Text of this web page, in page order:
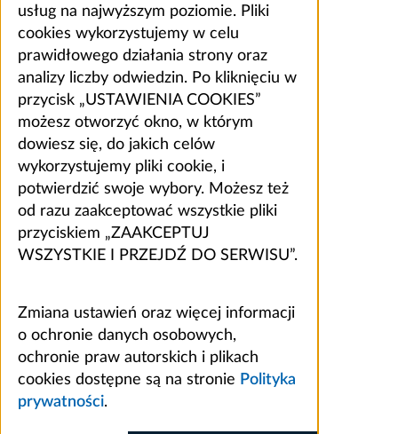
usług na najwyższym poziomie. Pliki
cookies wykorzystujemy w celu
prawidłowego działania strony oraz
analizy liczby odwiedzin. Po kliknięciu w
przycisk „USTAWIENIA COOKIES”
możesz otworzyć okno, w którym
dowiesz się, do jakich celów
wykorzystujemy pliki cookie, i
potwierdzić swoje wybory. Możesz też
od razu zaakceptować wszystkie pliki
przyciskiem „ZAAKCEPTUJ
WSZYSTKIE I PRZEJDŹ DO SERWISU”.
Zmiana ustawień oraz więcej informacji
o ochronie danych osobowych,
ochronie praw autorskich i plikach
cookies dostępne są na stronie Polityka
prywatności.